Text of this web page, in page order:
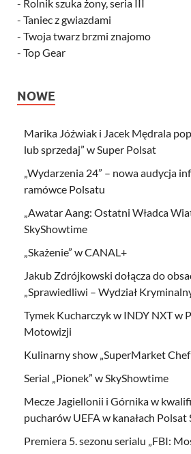
- Rolnik szuka żony, seria III
- Taniec z gwiazdami
- Twoja twarz brzmi znajomo
- Top Gear
NOWE
Marika Jóźwiak i Jacek Mędrala
lub sprzedaj” w Super Polsat
„Wydarzenia 24” – nowa audycja
ramówce Polsatu
„Awatar Aang: Ostatni Władca
SkyShowtime
„Skażenie” w CANAL+
Jakub Zdrójkowski dołącza do
„Sprawiedliwi – Wydział
Tymek Kucharczyk w INDY NXT w
Motowizji
Kulinarny show „SuperMarket
Serial „Pionek” w SkyShowtime
Mecze Jagiellonii i Górnika w
pucharów UEFA w kanałach Polsat
Premiera 5. sezonu serialu „FBI: